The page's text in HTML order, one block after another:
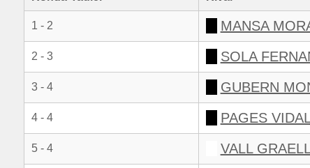
1 - 2 MANSA
2 - 3 SOLA
3 - 4 GUBERN
4 - 4 PAGES
5 - 4 VALL